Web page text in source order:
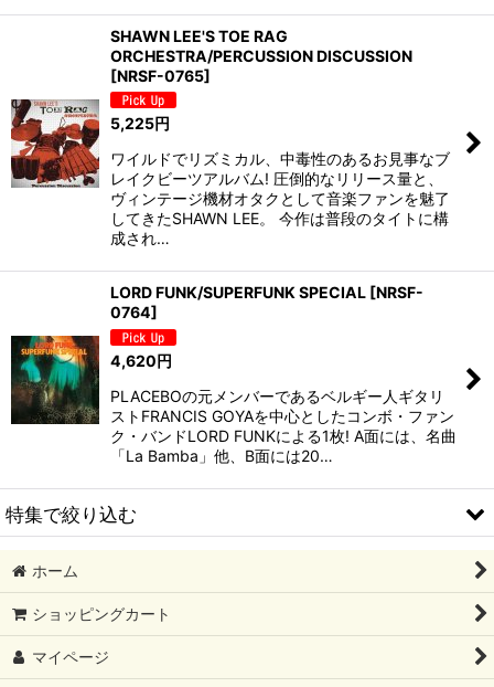
SHAWN LEE'S TOE RAG
ORCHESTRA/PERCUSSION DISCUSSION
[NRSF-0765]
5,225円
ワイルドでリズミカル、中毒性のあるお見事なブ
レイクビーツアルバム! 圧倒的なリリース量と、
ヴィンテージ機材オタクとして音楽ファンを魅了
してきたSHAWN LEE。 今作は普段のタイトに構
成され…
LORD FUNK/SUPERFUNK SPECIAL [NRSF-
0764]
4,620円
PLACEBOの元メンバーであるベルギー人ギタリ
ストFRANCIS GOYAを中心としたコンボ・ファン
ク・バンドLORD FUNKによる1枚! A面には、名曲
「La Bamba」他、B面には20…
特集で絞り込む
2026/08 新譜
2026/07 新譜
2026/06 新譜
ホーム
ショッピングカート
マイページ